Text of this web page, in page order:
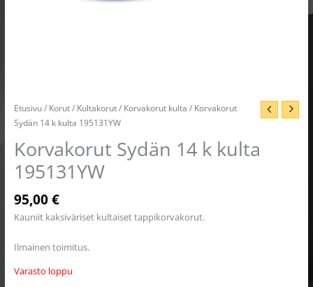
Etusivu/ Korut/ Kultakorut/ Korvakorut kulta / Korvakorut
Sydän 14 k kulta 195131YW
Korvakorut Sydän 14 k kulta
195131YW
95,00€
Kauniit kaksiväriset kultaiset tappikorvakorut.
Ilmainen toimitus.
Varasto loppu